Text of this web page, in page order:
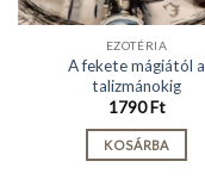
EZOTÉRIA
A fekete mágiától a
talizmánokig
1790Ft
KOSÁRBA